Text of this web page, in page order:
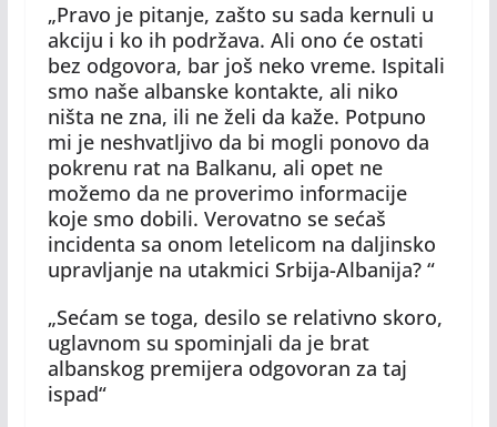
„Pravo je pitanje, zašto su sada kernuli u
akciju i ko ih podržava. Ali ono će ostati
bez odgovora, bar još neko vreme. Ispitali
smo naše albanske kontakte, ali niko
ništa ne zna, ili ne želi da kaže. Potpuno
mi je neshvatljivo da bi mogli ponovo da
pokrenu rat na Balkanu, ali opet ne
možemo da ne proverimo informacije
koje smo dobili. Verovatno se sećaš
incidenta sa onom letelicom na daljinsko
upravljanje na utakmici Srbija-Albanija? “
„Sećam se toga, desilo se relativno skoro,
uglavnom su spominjali da je brat
albanskog premijera odgovoran za taj
ispad“